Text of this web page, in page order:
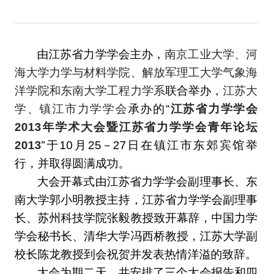
由江苏省力学学会主办，南京工业大学、河
海大学力学与材料学院、解放军理工大学气象海
洋学院和东南大学工程力学系联合举办， 江苏大
学、镇江市力学学会承办的“江苏省力学学会
2013年学术大会暨江苏省力学学会青年论坛
2013”于10月25－27日在镇江市东郊宾馆举
行，并取得圆满成功。
大会开幕式由江苏省力学学会副理事长、东
南大学郭小明教授主持，江苏省力学学会副理事
长、苏州科技学院张毅教授致开幕辞，中国力学
学会秘书长、清华大学冯西桥教授，江苏大学副
校长陈龙教授到会祝贺并发表热情洋溢的致辞。